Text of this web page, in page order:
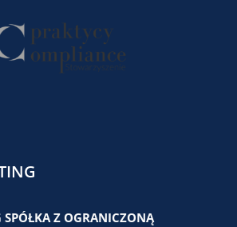
SPÓŁKA Z OGRANICZONĄ